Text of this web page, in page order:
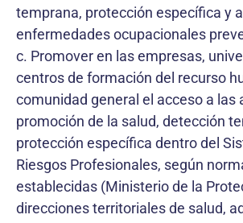
temprana, protección específica y
enfermedades ocupacionales
c. Promover en las empresas,
centros de formación del recurso
comunidad general el acceso a las
promoción de la salud, detección
protección específica dentro del
Riesgos Profesionales, según
establecidas (Ministerio de la
direcciones territoriales de salud,